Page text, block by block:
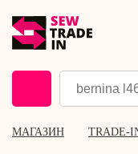
МАГАЗИН TRADE-